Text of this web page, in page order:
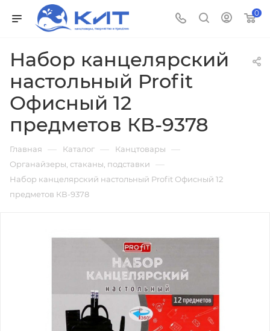
0
Набор канцелярский
настольный Profit
Офисный 12
предметов КВ-9378
Главная — Каталог — Канцтовары —
Органайзеры, стаканы, подставки —
Набор канцелярский настольный Profit Офисный 12
предметов КВ-9378